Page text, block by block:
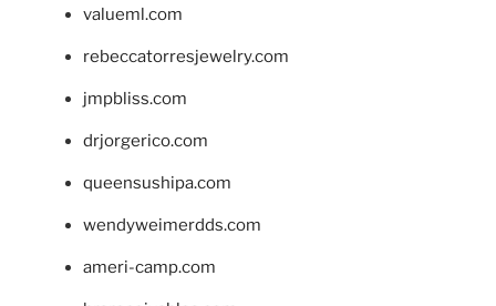
valueml.com
rebeccatorresjewelry.com
jmpbliss.com
drjorgerico.com
queensushipa.com
wendyweimerdds.com
ameri-camp.com